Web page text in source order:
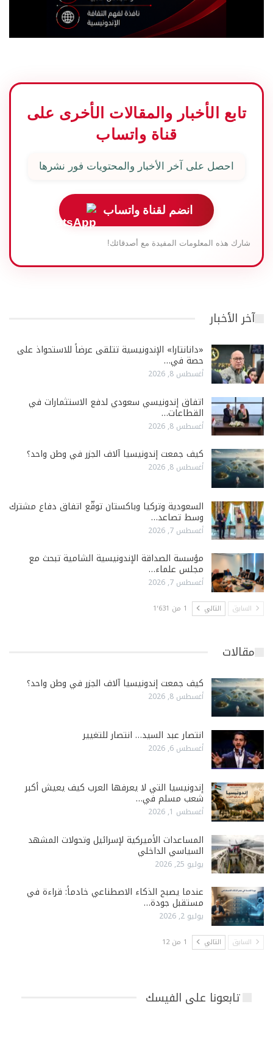
تابع الأخبار والمقالات الأخرى على
قناة واتساب
احصل على آخر الأخبار والمحتويات فور نشرها
انضم لقناة واتساب
شارك هذه المعلومات المفيدة مع أصدقائك!
آخر الأخبار
«دانانتارا» الإندونيسية تتلقى عرضاً للاستحواذ على
حصة في…
أغسطس 8, 2026
اتفاق إندونيسي سعودي لدفع الاستثمارات في
القطاعات…
أغسطس 8, 2026
كيف جمعت إندونيسيا آلاف الجزر في وطن واحد؟
أغسطس 8, 2026
السعودية وتركيا وباكستان توقّع اتفاق دفاع مشترك
وسط تصاعد…
أغسطس 7, 2026
مؤسسة الصداقة الإندونيسية الشامية تبحث مع
مجلس علماء…
أغسطس 7, 2026
السابق التالي 1 من 1٬631
مقالات
كيف جمعت إندونيسيا آلاف الجزر في وطن واحد؟
أغسطس 8, 2026
انتصار عبد السيد… انتصار للتغيير
أغسطس 6, 2026
إندونيسيا التي لا يعرفها العرب كيف يعيش أكبر
شعب مسلم في…
أغسطس 1, 2026
المساعدات الأميركية لإسرائيل وتحولات المشهد
السياسي الداخلي
يوليو 25, 2026
عندما يصبح الذكاء الاصطناعي خادماً: قراءة في
مستقبل جودة…
يوليو 2, 2026
السابق التالي 1 من 12
تابعونا على الفيسك